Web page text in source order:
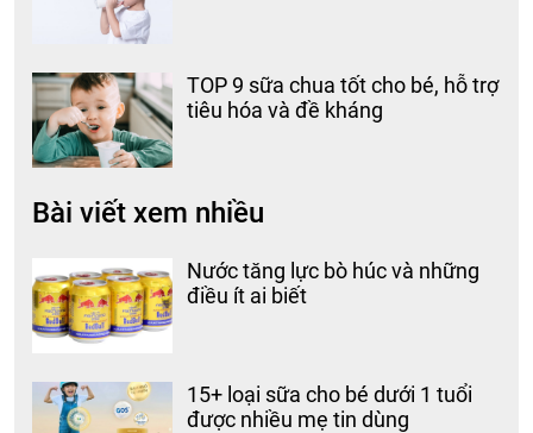
TOP 9 sữa chua tốt cho bé, hỗ trợ
tiêu hóa và đề kháng
Bài viết xem nhiều
Nước tăng lực bò húc và những
điều ít ai biết
15+ loại sữa cho bé dưới 1 tuổi
được nhiều mẹ tin dùng